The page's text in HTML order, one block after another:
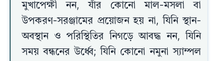
মুখাপেক্ষী নন, যাঁর কোনো মাল-মসলা বা
উপকরণ-সরঞ্জামের প্রয়োজন হয় না, যিনি স্থান-
অবস্থান ও পরিস্থিতির নিগড়ে আবদ্ধ নন, যিনি
সময় বন্ধনের উর্ধ্বে; যিনি কোনো নমুনা স্যাম্পল